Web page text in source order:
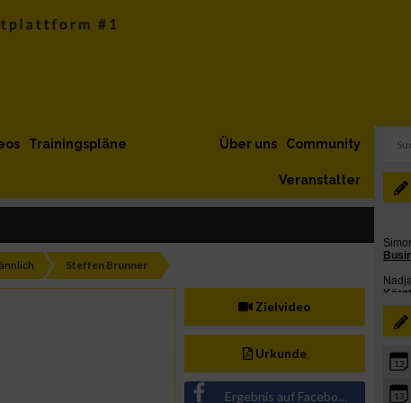
Trainingspläne Community
Über uns
Veranstalter
Steffen Brunner
Zielvideo
Urkunde
Ergebnis auf Facebook teilen
12
13